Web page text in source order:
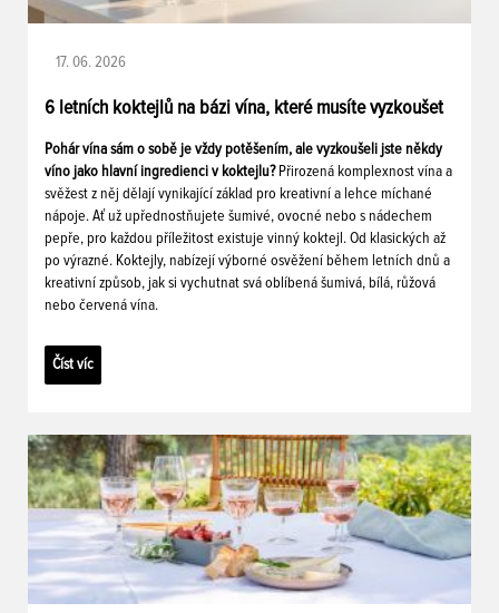
17. 06. 2026
6 letních koktejlů na bázi vína, které musíte vyzkoušet
Pohár vína sám o sobě je vždy potěšením, ale vyzkoušeli jste někdy
víno jako hlavní ingredienci v koktejlu? Přirozená komplexnost vína a
svěžest z něj dělají vynikající základ pro kreativní a lehce míchané
nápoje. Ať už upřednostňujete šumivé, ovocné nebo s nádechem
pepře, pro každou příležitost existuje vinný koktejl. Od klasických až
po výrazné. Koktejly, nabízejí výborné osvěžení během letních dnů a
kreativní způsob, jak si vychutnat svá oblíbená šumivá, bílá, růžová
nebo červená vína.
Číst víc